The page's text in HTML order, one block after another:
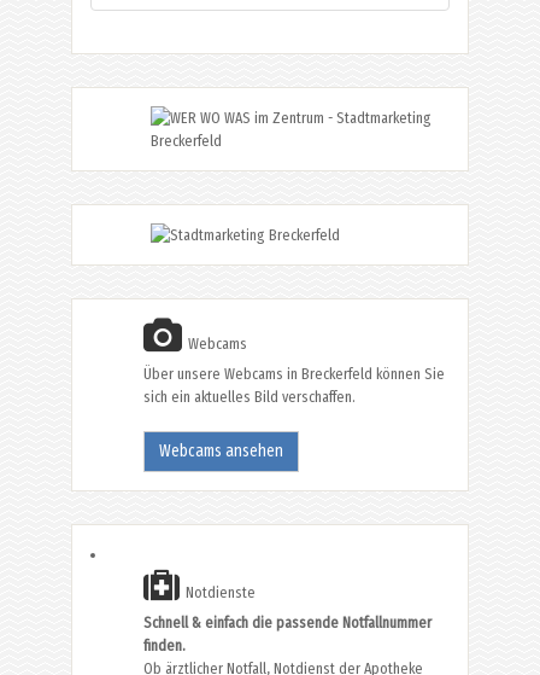
Webcams
Über unsere Webcams in Breckerfeld können Sie
sich ein aktuelles Bild verschaffen.
Webcams ansehen
Notdienste
Schnell & einfach die passende Notfallnummer
finden.
Ob ärztlicher Notfall, Notdienst der Apotheke